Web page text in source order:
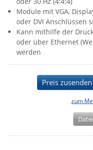
Kramer Electronics
KVM TEC
Legrand
LigoWave
Milesight
Panorama Antennas
Module mit VGA,
oder DVI Anschlüssen
Kann mithilfe der
oder über Ethernet
werden
Preis zusenden
zum